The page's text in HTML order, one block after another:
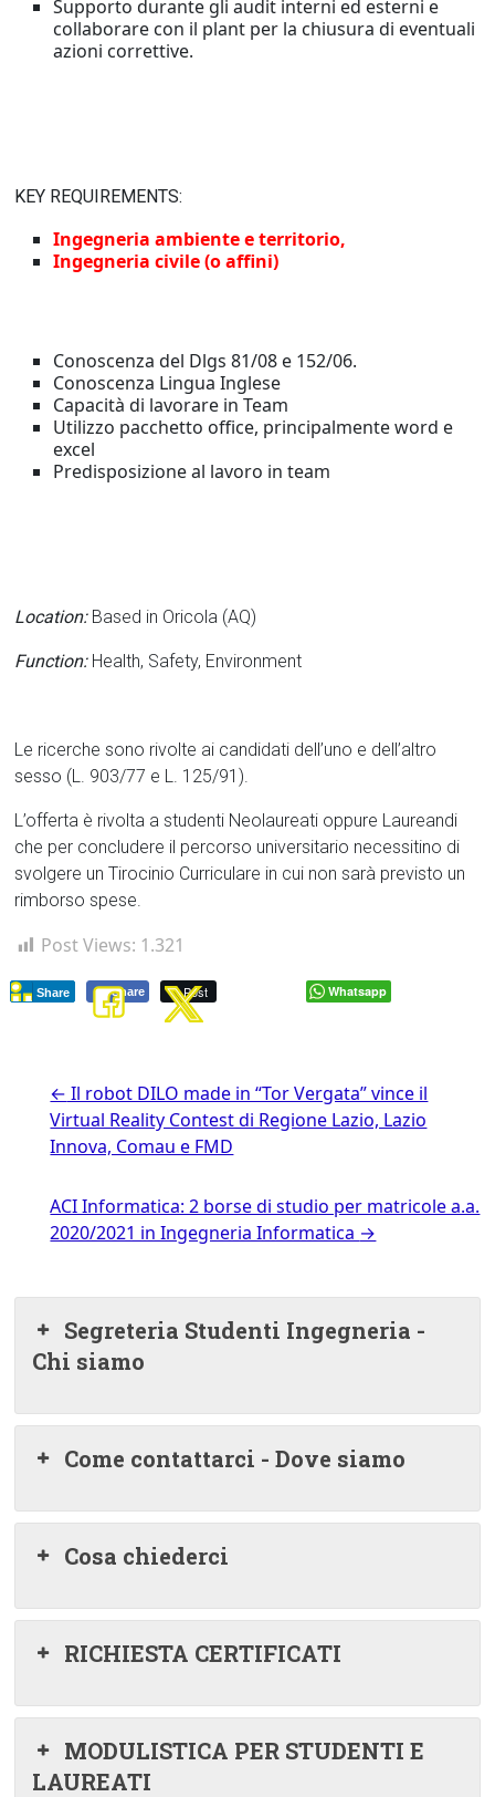
Supporto durante gli audit interni ed esterni e
collaborare con il plant per la chiusura di eventuali
azioni correttive.
KEY REQUIREMENTS:
Ingegneria ambiente e territorio,
Ingegneria civile (o affini)
Conoscenza del Dlgs 81/08 e 152/06.
Conoscenza Lingua Inglese
Capacità di lavorare in Team
Utilizzo pacchetto office, principalmente word e
excel
Predisposizione al lavoro in team
Location:Based in Oricola (AQ)
Function:Health, Safety, Environment
Le ricerche sono rivolte ai candidati dell’uno e dell’altro
sesso (L. 903/77 e L. 125/91).
L’offerta è rivolta a studenti Neolaureati oppure Laureandi
che per concludere il percorso universitario necessitino di
svolgere un Tirocinio Curriculare in cui non sarà previsto un
rimborso spese.
Post Views: 1.321
Share Post
Share Whatsapp
← Il robot DILO made in “Tor Vergata” vince il
Virtual Reality Contest di Regione Lazio, Lazio
Innova, Comau e FMD
ACI Informatica: 2 borse di studio per matricole a.a.
2020/2021 in Ingegneria Informatica →
Segreteria Studenti Ingegneria -
Chi siamo
Come contattarci - Dove siamo
Cosa chiederci
RICHIESTA CERTIFICATI
MODULISTICA PER STUDENTI E
LAUREATI